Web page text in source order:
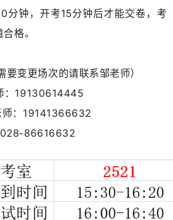
分钟，开考15分钟后才能交卷，考
格。
要变更场次的请联系邹老师）
19130614445
师：19141366632
028-86616632